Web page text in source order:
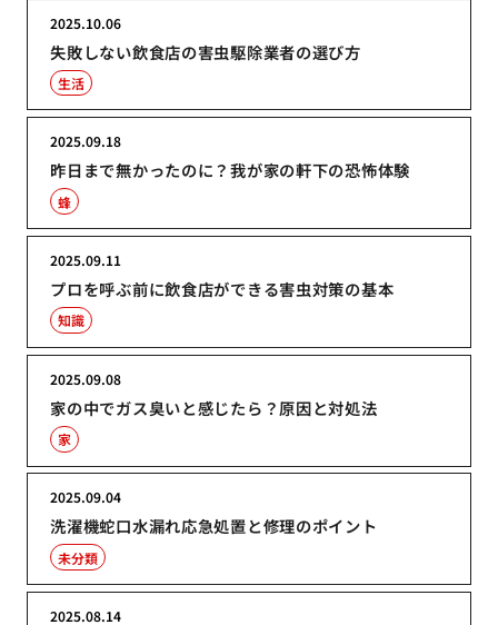
失敗しない飲食店の害虫駆除業者の選び方
2025.10.06
生活
昨日まで無かったのに？我が家の軒下の恐怖体験
2025.09.18
蜂
プロを呼ぶ前に飲食店ができる害虫対策の基本
2025.09.11
知識
家の中でガス臭いと感じたら？原因と対処法
2025.09.08
家
洗濯機蛇口水漏れ応急処置と修理のポイント
2025.09.04
未分類
2025.08.14